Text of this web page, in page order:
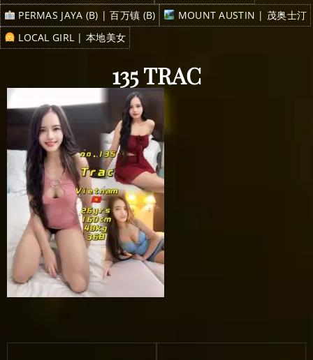
PERMAS JAYA (B) | 百万镇 (B)
MOUNT AUSTIN | 茂奥士汀
LOCAL GIRL | 本地美女
135 TRAC